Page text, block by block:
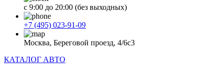
с 9:00 до 20:00 (без выходных)
+7 (495) 023-91-09
Москва, Береговой проезд, 4/6с3
КАТАЛОГ АВТО